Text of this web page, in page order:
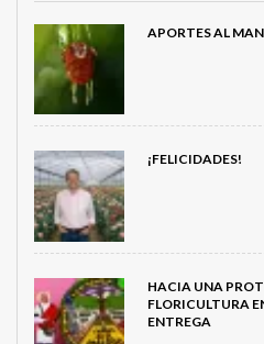
APORTES AL
¡FELICIDADES!
HACIA UNA
FLORICULTURA
ENTREGA